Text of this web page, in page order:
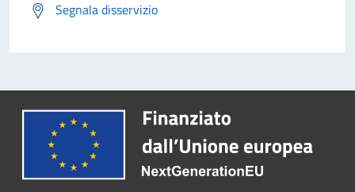
Segnala disservizio